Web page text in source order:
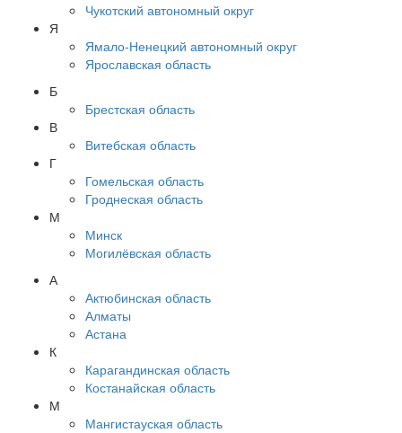
Чукотский автономный округ
Я
Ямало-Ненецкий автономный округ
Ярославская область
Б
Брестская область
В
Витебская область
Г
Гомельская область
Гроднеская область
М
Минск
Могилёвская область
А
Актюбинская область
Алматы
Астана
К
Карагандинская область
Костанайская область
М
Мангистауская область